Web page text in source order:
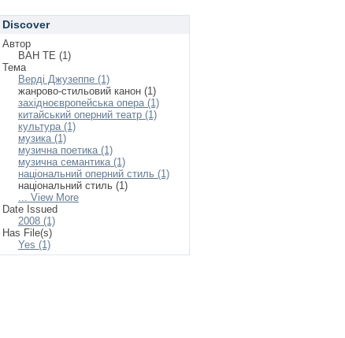
Discover
Автор
ВАН ТЕ (1)
Тема
Верді Джузеппе (1)
жанрово-стильовий канон (1)
західноєвропейська опера (1)
китайський оперний театр (1)
культура (1)
музика (1)
музична поетика (1)
музична семантика (1)
національний оперний стиль (1)
національний стиль (1)
... View More
Date Issued
2008 (1)
Has File(s)
Yes (1)